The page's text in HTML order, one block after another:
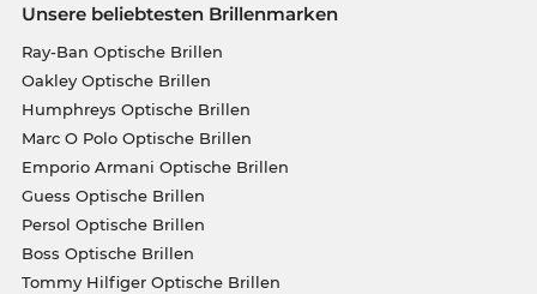
Unsere beliebtesten Brillenmarken
Ray-Ban Optische Brillen
Oakley Optische Brillen
Humphreys Optische Brillen
Marc O Polo Optische Brillen
Emporio Armani Optische Brillen
Guess Optische Brillen
Persol Optische Brillen
Boss Optische Brillen
Tommy Hilfiger Optische Brillen